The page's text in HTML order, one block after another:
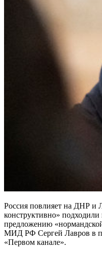
Россия повлияет на ДНР и
конструктивно»
предложению
МИД РФ Сергей Лавров в
«Первом канале».